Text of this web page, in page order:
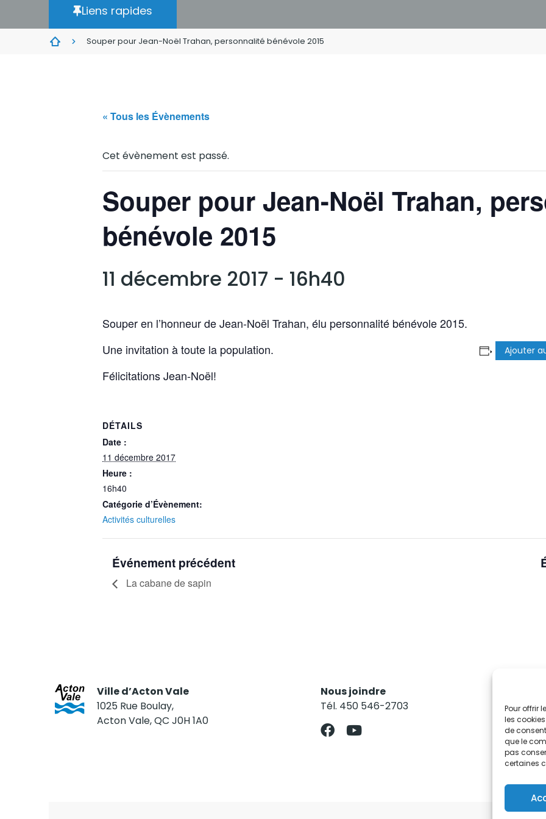
Pour offrir
les
de
que le
pas
certaines
Liens rapides
Souper pour Jean-Noël Trahan, personnalité bénévole 2015
« Tous les Évènements
Cet évènement est passé.
Souper pour Jean-Noël Trahan,
bénévole 2015
11 décembre 2017 - 16h40
Souper en l’honneur de Jean-Noël Trahan, élu personnalité bénévole 2015.
Une invitation à toute la population.
Félicitations Jean-Noël!
Ajouter
DÉTAILS
Date :
11 décembre 2017
Heure :
16h40
Catégorie d’Évènement:
Activités culturelles
Événement précédent
La cabane de sapin
Ville d’Acton Vale
1025 Rue Boulay,
Acton Vale, QC J0H 1A0
Nous joindre
Tél. 450 546-2703